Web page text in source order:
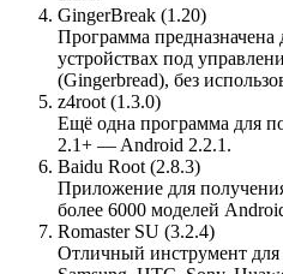
GingerBreak (1.20)
Программа предназначена
устройствах под
(Gingerbread), без
z4root (1.3.0)
Ещё одна программа для
2.1+ — Android 2.2.1.
Baidu Root (2.8.3)
Приложение для
более 6000 моделей
Romaster SU (3.2.4)
Отличный инструмент для